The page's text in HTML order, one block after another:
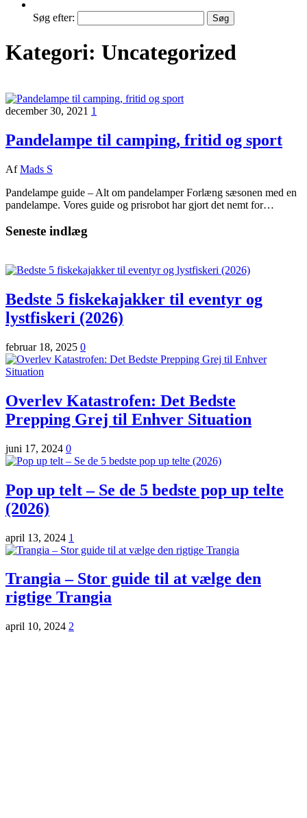
Søg efter:
Kategori: Uncategorized
december 30, 2021 1
Pandelampe til camping, fritid og sport
Af Mads S
Pandelampe guide – Alt om pandelamper Forlæng sæsonen med en
pandelampe. Vores guide og prisrobot har gjort det nemt for…
Seneste indlæg
Bedste 5 fiskekajakker til eventyr og
lystfiskeri (2026)
februar 18, 2025 0
Overlev Katastrofen: Det Bedste
Prepping Grej til Enhver Situation
juni 17, 2024 0
Pop up telt – Se de 5 bedste pop up telte
(2026)
april 13, 2024 1
Trangia – Stor guide til at vælge den
rigtige Trangia
april 10, 2024 2